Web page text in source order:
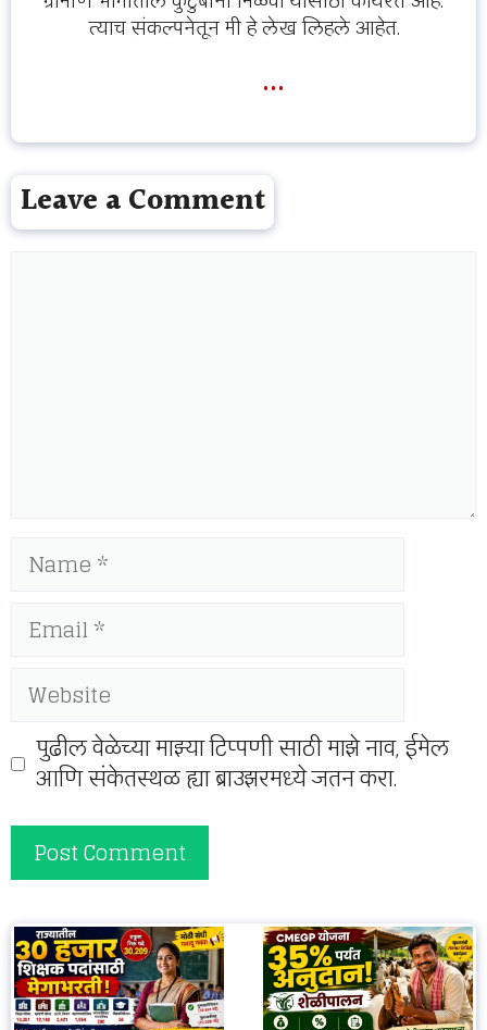
त्याच संकल्पनेतून मी हे लेख लिहले आहेत.
...
Leave a Comment
Name
Email
Website
पुढील वेळेच्या माझ्या टिप्पणी साठी माझे नाव, ईमेल
आणि संकेतस्थळ ह्या ब्राउझरमध्ये जतन करा.